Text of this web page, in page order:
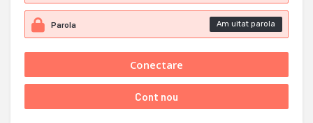
Am uitat parola